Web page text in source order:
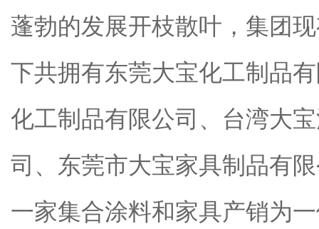
蓬勃的发展开枝散叶，集团
下共拥有东莞大宝化工制品
化工制品有限公司、台湾大
司、东莞市大宝家具制品有
一家集合涂料和家具产销为